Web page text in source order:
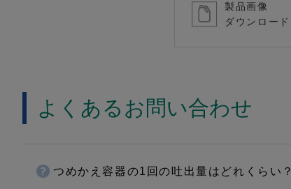
製品画像
ダウンロード
よくあるお問い合わせ
つめかえ容器の1回の吐出量はどれくらい？